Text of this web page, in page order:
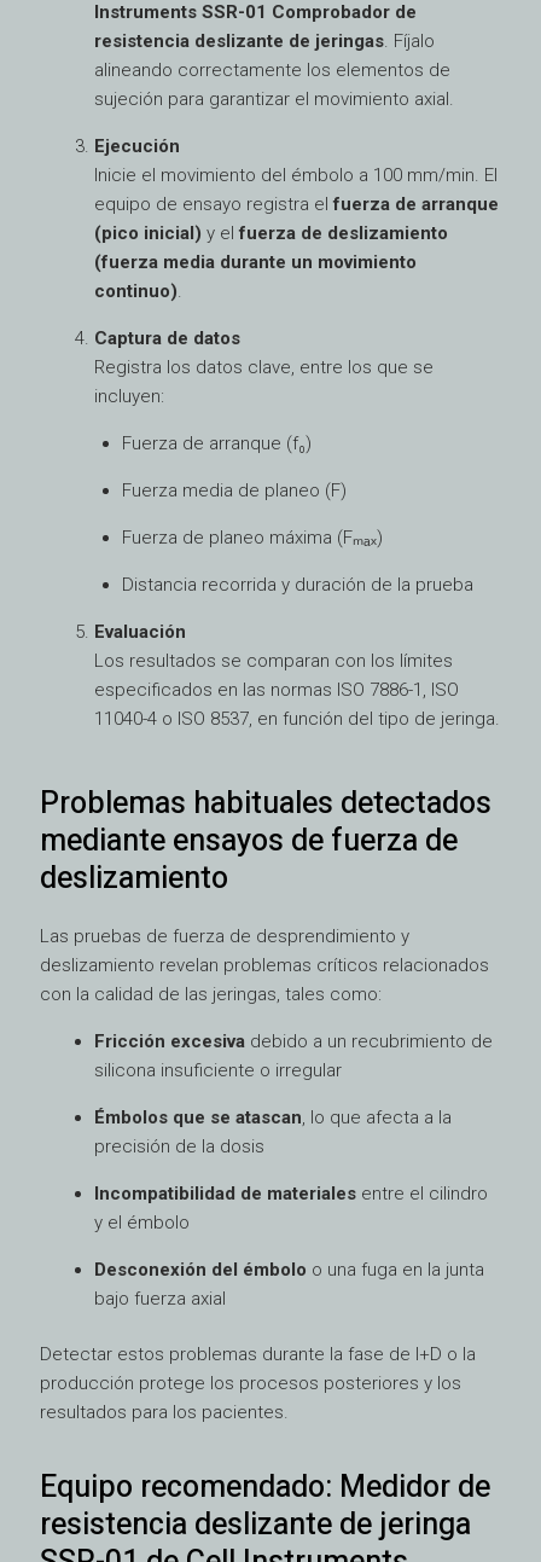
Instruments SSR-01 Comprobador de
resistencia deslizante de jeringas. Fíjalo
alineando correctamente los elementos de
sujeción para garantizar el movimiento axial.
Ejecución
Inicie el movimiento del émbolo a 100 mm/min. El
equipo de ensayo registra elfuerza de arranque
(pico inicial) y elfuerza de deslizamiento
(fuerza media durante un movimiento
continuo).
Captura de datos
Registra los datos clave, entre los que se
incluyen:
Fuerza de arranque (f₀)
Fuerza media de planeo (F)
Fuerza de planeo máxima (Fₘₐₓ)
Distancia recorrida y duración de la prueba
Evaluación
Los resultados se comparan con los límites
especificados en las normas ISO 7886-1, ISO
11040-4 o ISO 8537, en función del tipo de jeringa.
Problemas habituales detectados
mediante ensayos de fuerza de
deslizamiento
Las pruebas de fuerza de desprendimiento y
deslizamiento revelan problemas críticos relacionados
con la calidad de las jeringas, tales como:
Fricción excesiva debido a un recubrimiento de
silicona insuficiente o irregular
Émbolos que se atascan , lo que afecta a la
precisión de la dosis
Incompatibilidad de materiales entre el cilindro
y el émbolo
Desconexión del émbolo o una fuga en la junta
bajo fuerza axial
Detectar estos problemas durante la fase de I+D o la
producción protege los procesos posteriores y los
resultados para los pacientes.
Equipo recomendado: Medidor de
resistencia deslizante de jeringa